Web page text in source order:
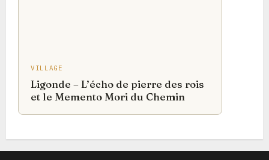
VILLAGE
Ligonde – L’écho de pierre des rois
et le Memento Mori du Chemin